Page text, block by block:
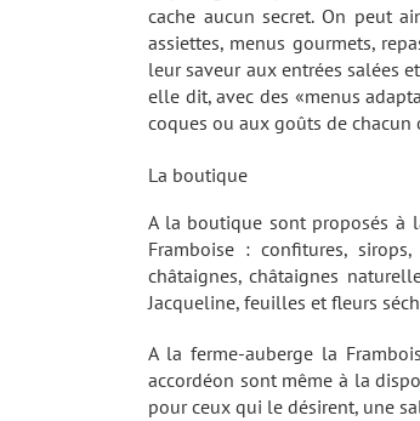
cache aucun secret. On peut
assiettes, menus gourmets,
leur saveur aux entrées salées
elle dit, avec des «menus
coques ou aux goûts de chacun
La boutique
A la boutique sont proposés à
Framboise : confitures,
châtaignes, châtaignes
Jacqueline, feuilles et fleurs
A la ferme-auberge la
accordéon sont même à la
pour ceux qui le désirent, une